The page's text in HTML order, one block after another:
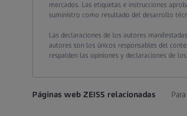
mercados. Las etiquetas e instrucciones
suministro como resultado del desarrollo
Las declaraciones de los autores
autores son los únicos responsables del
respalden las opiniones y declaraciones de
Páginas web ZEISS relacionadas